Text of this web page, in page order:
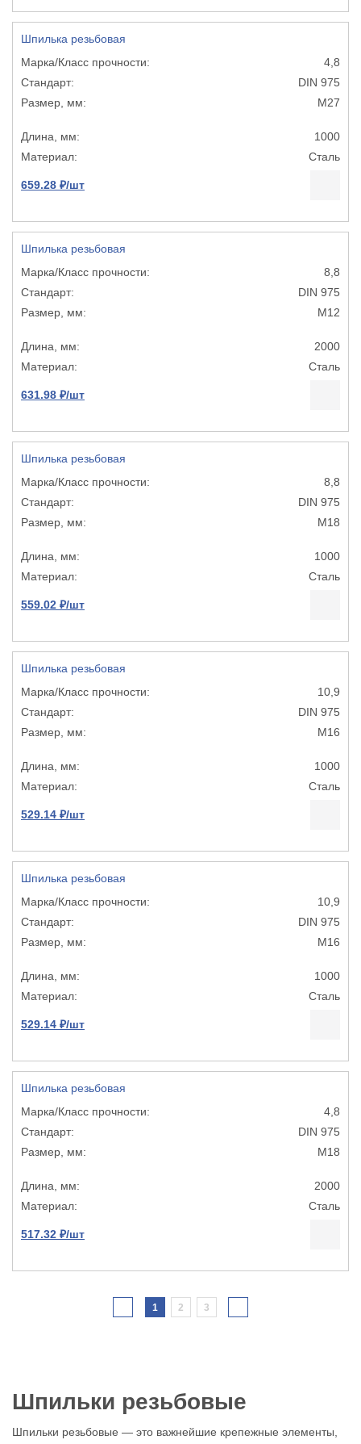
Шпилька резьбовая
4,8
DIN 975
М27
1000
Сталь
659.28 ₽/шт
Шпилька резьбовая
8,8
DIN 975
М12
2000
Сталь
631.98 ₽/шт
Шпилька резьбовая
8,8
DIN 975
М18
1000
Сталь
559.02 ₽/шт
Шпилька резьбовая
10,9
DIN 975
М16
1000
Сталь
529.14 ₽/шт
Шпилька резьбовая
10,9
DIN 975
М16
1000
Сталь
529.14 ₽/шт
Шпилька резьбовая
4,8
DIN 975
М18
2000
Сталь
517.32 ₽/шт
1 2 3
Шпильки резьбовые
Шпильки резьбовые — это важнейшие крепежные элементы,